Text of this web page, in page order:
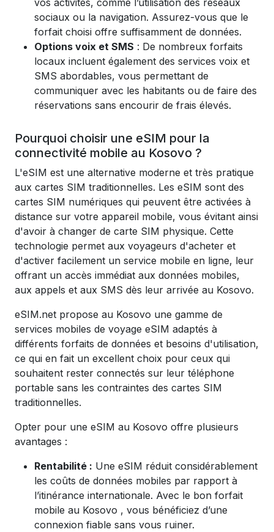
vos activités, comme l’utilisation des réseaux
sociaux ou la navigation. Assurez-vous que le
forfait choisi offre suffisamment de données.
Options voix et SMS : De nombreux forfaits
locaux incluent également des services voix et
SMS abordables, vous permettant de
communiquer avec les habitants ou de faire des
réservations sans encourir de frais élevés.
Pourquoi choisir une eSIM pour la
connectivité mobile au Kosovo ?
L'eSIM est une alternative moderne et très pratique
aux cartes SIM traditionnelles. Les eSIM sont des
cartes SIM numériques qui peuvent être activées à
distance sur votre appareil mobile, vous évitant ainsi
d'avoir à changer de carte SIM physique. Cette
technologie permet aux voyageurs d'acheter et
d'activer facilement un service mobile en ligne, leur
offrant un accès immédiat aux données mobiles,
aux appels et aux SMS dès leur arrivée au Kosovo.
eSIM.net propose au Kosovo une gamme de
services mobiles de voyage eSIM adaptés à
différents forfaits de données et besoins d'utilisation,
ce qui en fait un excellent choix pour ceux qui
souhaitent rester connectés sur leur téléphone
portable sans les contraintes des cartes SIM
traditionnelles.
Opter pour une eSIM au Kosovo offre plusieurs
avantages :
Rentabilité : Une eSIM réduit considérablement
les coûts de données mobiles par rapport à
l’itinérance internationale. Avec le bon forfait
mobile au Kosovo , vous bénéficiez d’une
connexion fiable sans vous ruiner.